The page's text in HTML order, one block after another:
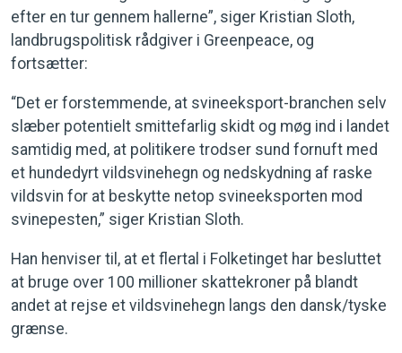
efter en tur gennem hallerne”, siger Kristian Sloth,
landbrugspolitisk rådgiver i Greenpeace, og
fortsætter:
“Det er forstemmende, at svineeksport-branchen selv
slæber potentielt smittefarlig skidt og møg ind i landet
samtidig med, at politikere trodser sund fornuft med
et hundedyrt vildsvinehegn og nedskydning af raske
vildsvin for at beskytte netop svineeksporten mod
svinepesten,” siger Kristian Sloth.
Han henviser til, at et flertal i Folketinget har besluttet
at bruge over 100 millioner skattekroner på blandt
andet at rejse et vildsvinehegn langs den dansk/tyske
grænse.